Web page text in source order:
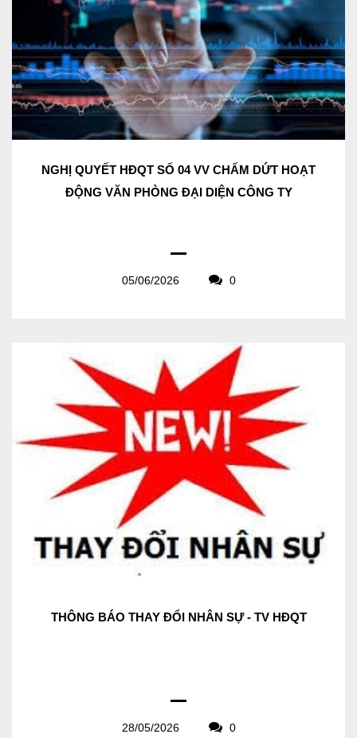
NGHỊ QUYẾT HĐQT SỐ 04 VV CHẤM DỨT HOẠT
ĐỘNG VĂN PHÒNG ĐẠI DIỆN CÔNG TY
05/06/2026 0
THÔNG BÁO THAY ĐỔI NHÂN SỰ - TV HĐQT
28/05/2026 0